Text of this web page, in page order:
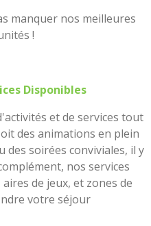
manquer nos meilleures
!
Disponibles
et de services tout
des animations en plein
des soirées conviviales, il y
nos services
de jeux, et zones de
votre séjour